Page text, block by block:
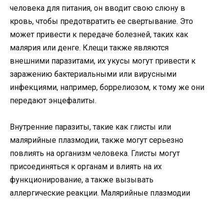
человека для питания, он вводит свою слюну в
кровь, чтобы предотвратить ее свертывание. Это
может привести к передаче болезней, таких как
малярия или денге. Клещи также являются
внешними паразитами, их укусы могут привести к
заражению бактериальными или вирусными
инфекциями, например, боррелиозом, к тому же они
передают энцефалиты.
Внутренние паразиты, такие как глисты или
малярийные плазмодии, также могут серьезно
повлиять на организм человека. Глисты могут
присоединяться к органам и влиять на их
функционирование, а также вызывать
аллергические реакции. Малярийные плазмодии